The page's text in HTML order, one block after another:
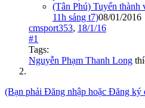
(Tân Phú) Tuyển thành
11h sáng t7)08/01/2016
cmsport353, 18/1/16
#1
Tags:
Nguyễn Phạm Thanh Long
(Bạn phải Đăng nhập hoặc Đăng ký